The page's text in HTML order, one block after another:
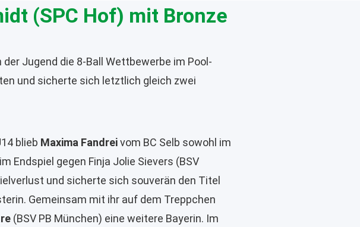
(SPC Hof) mit Bronze
Jugend die 8-Ball Wettbewerbe im Pool-
und sicherte sich letztlich gleich zwei
blieb Maxima Fandreivom BC Selb sowohl im
Endspiel gegen Finja Jolie Sievers (BSV
und sicherte sich souverän den Titel
Gemeinsam mit ihr auf dem Treppchen
(BSV PB München) eine weitere Bayerin. Im